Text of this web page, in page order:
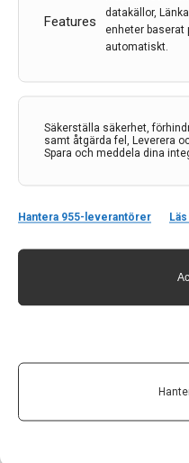
Features
datakällor,
enheter baserat
automatiskt.
Säkerställa säkerhet,
samt åtgärda fel, Leverera
Spara och meddela dina
Hantera 955-leverantörer
låta dem leda arbetet
sköta eventuella
minst, effektivisera
På jakt efter den